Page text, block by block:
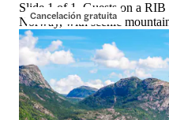
Cancelación gratuita
Slide 1 of 1, Guests on a
Norway, with scenic